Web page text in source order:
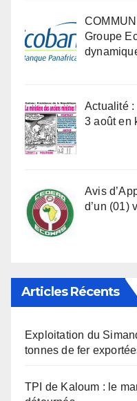
Groupe
Actualité :
3 août en
Avis
d’un (01)
Articles Récents
Exploitation du
tonnes de fer
TPI de Kaloum : le